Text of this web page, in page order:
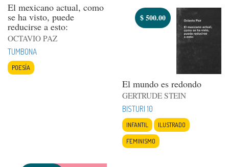
El mexicano actual, como
se ha visto, puede
reducirse a esto:
OCTAVIO PAZ
TUMBONA
POESÍA
$500.00
El mundo es redondo
GERTRUDE STEIN
BISTURI 10
INFANTIL
ILUSTRADO
FEMINISMO